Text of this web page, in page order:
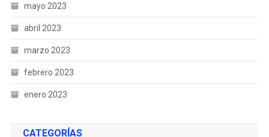
mayo 2023
abril 2023
marzo 2023
febrero 2023
enero 2023
CATEGORÍAS